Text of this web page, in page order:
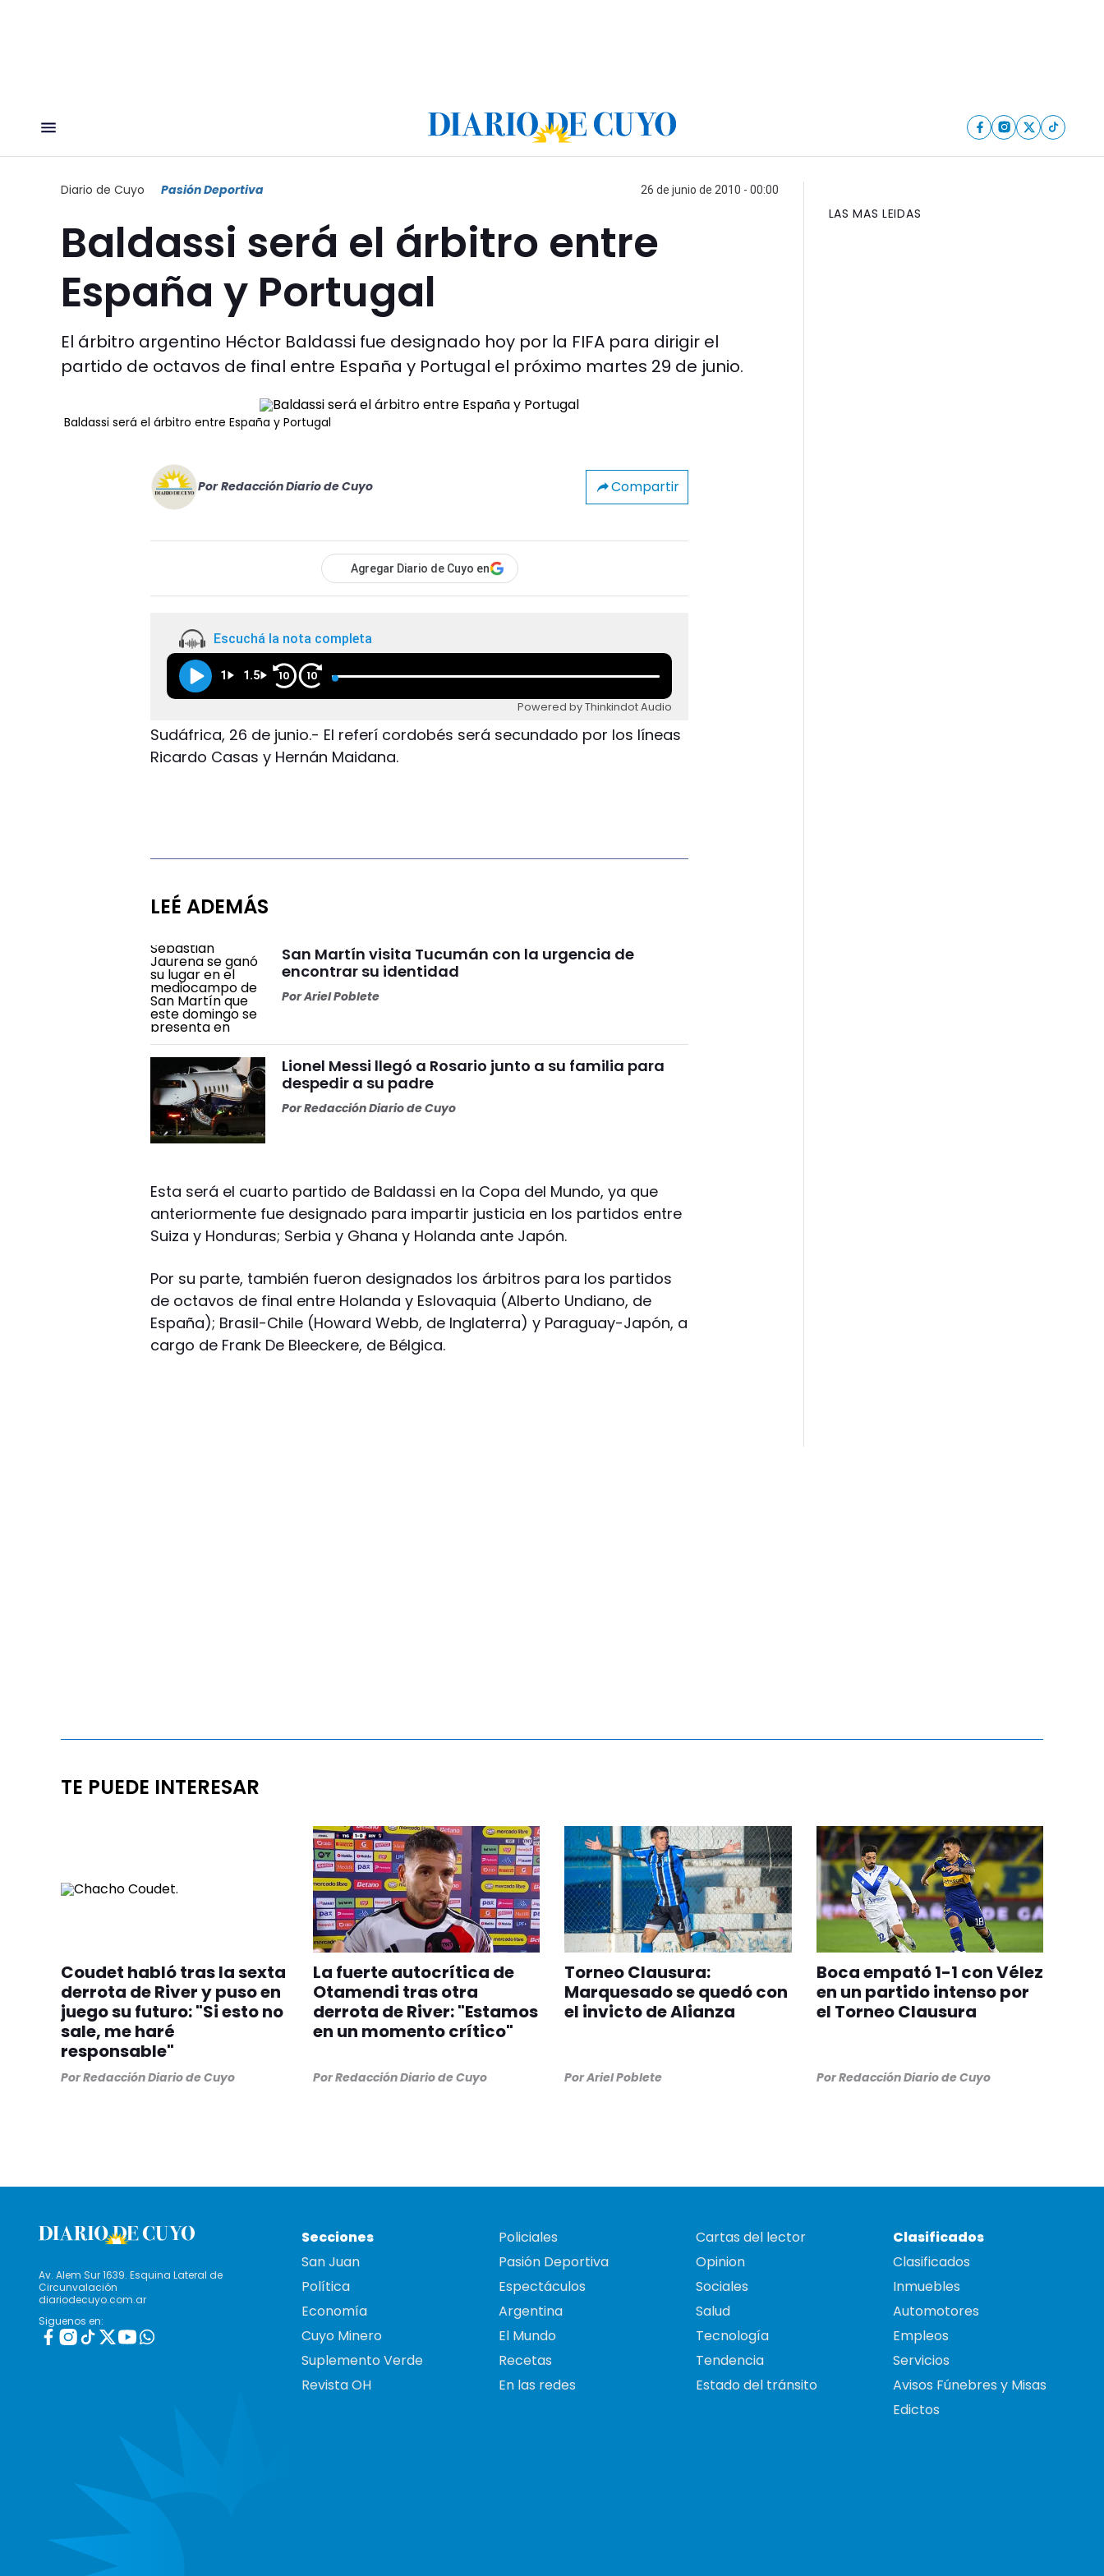
Diario de Cuyo Pasión Deportiva 26 de junio de 2010 - 00:00
Baldassi será el árbitro entre
España y Portugal
El árbitro argentino Héctor Baldassi fue designado hoy por la FIFA para dirigir el
partido de octavos de final entre España y Portugal el próximo martes 29 de junio.
Baldassi será el árbitro entre España y Portugal
Por Redacción Diario de Cuyo Compartir
Agregar Diario de Cuyo en
Escuchá la nota completa
1 1.5 10 10
Powered by Thinkindot Audio
Sudáfrica, 26 de junio.- El referí cordobés será secundado por los líneas
Ricardo Casas y Hernán Maidana.
LEÉ ADEMÁS
San Martín visita Tucumán con la urgencia de
encontrar su identidad
PorAriel Poblete
Lionel Messi llegó a Rosario junto a su familia para
despedir a su padre
PorRedacción Diario de Cuyo
Esta será el cuarto partido de Baldassi en la Copa del Mundo, ya que
anteriormente fue designado para impartir justicia en los partidos entre
Suiza y Honduras; Serbia y Ghana y Holanda ante Japón.
Por su parte, también fueron designados los árbitros para los partidos
de octavos de final entre Holanda y Eslovaquia (Alberto Undiano, de
España); Brasil-Chile (Howard Webb, de Inglaterra) y Paraguay-Japón, a
cargo de Frank De Bleeckere, de Bélgica.
LAS MAS LEIDAS
TE PUEDE INTERESAR
Coudet habló tras la sexta
derrota de River y puso en
juego su futuro: "Si esto no
sale, me haré
responsable"
PorRedacción Diario de Cuyo
La fuerte autocrítica de
Otamendi tras otra
derrota de River: "Estamos
en un momento crítico"
PorRedacción Diario de Cuyo
Torneo Clausura:
Marquesado se quedó con
el invicto de Alianza
PorAriel Poblete
Boca empató 1-1 con Vélez
en un partido intenso por
el Torneo Clausura
PorRedacción Diario de Cuyo
Av. Alem Sur 1639. Esquina Lateral de
Circunvalación
diariodecuyo.com.ar
Siguenos en:
Secciones
San Juan
Política
Economía
Cuyo Minero
Suplemento Verde
Revista OH
Policiales
Pasión Deportiva
Espectáculos
Argentina
El Mundo
Recetas
En las redes
Cartas del lector
Opinion
Sociales
Salud
Tecnología
Tendencia
Estado del tránsito
Clasificados
Clasificados
Inmuebles
Automotores
Empleos
Servicios
Avisos Fúnebres y Misas
Edictos